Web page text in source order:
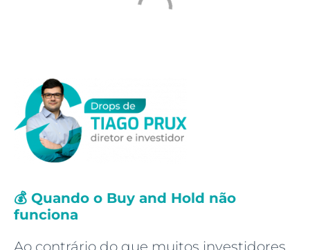
💰 Quando o Buy and Hold não
funciona
Ao contrário do que muitos investidores